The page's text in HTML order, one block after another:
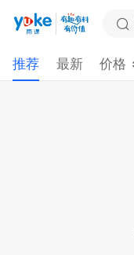
推荐 最新 价格